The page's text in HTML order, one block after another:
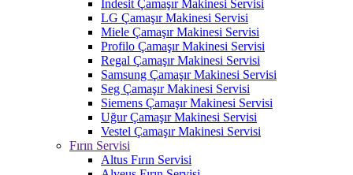
İndesit Çamaşır Makinesi Servisi
LG Çamaşır Makinesi Servisi
Miele Çamaşır Makinesi Servisi
Profilo Çamaşır Makinesi Servisi
Regal Çamaşır Makinesi Servisi
Samsung Çamaşır Makinesi Servisi
Seg Çamaşır Makinesi Servisi
Siemens Çamaşır Makinesi Servisi
Uğur Çamaşır Makinesi Servisi
Vestel Çamaşır Makinesi Servisi
Fırın Servisi
Altus Fırın Servisi